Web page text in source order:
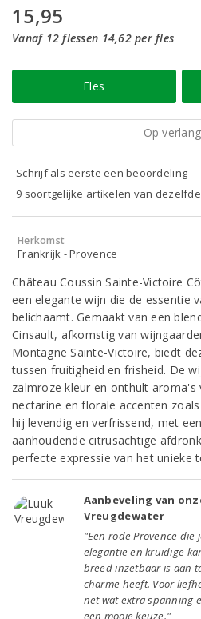
15,95
Vanaf 12 flessen 14,62 per fles
Fles
Op
Schrijf als eerste een beoordeling
9 soortgelijke artikelen van
Herkomst
Frankrijk - Provence
Château Coussin Sainte-Victoire
een elegante wijn die de essentie
belichaamt. Gemaakt van een
Cinsault, afkomstig van
Montagne Sainte-Victoire, biedt
tussen fruitigheid en frisheid. De
zalmroze kleur en onthult aroma's
nectarine en florale accenten
hij levendig en verfrissend, met
aanhoudende citrusachtige
perfecte expressie van het unieke
Aanbeveling van
Vreugdewater
"Een rode Provence
elegantie en kruidige
breed inzetbaar is aan
charme heeft. Voor
net wat extra spanning
een mooie keuze."